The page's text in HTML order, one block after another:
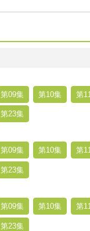
第09集 第10集 第
第23集
第09集 第10集 第
第23集
第09集 第10集 第
第23集